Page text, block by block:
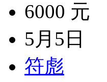
6000 元
5月5日
符彪